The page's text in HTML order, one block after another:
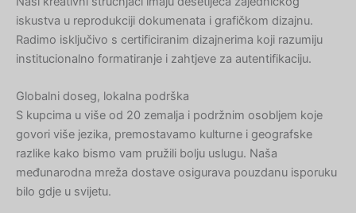
iskustva u reprodukciji dokumenata i grafičkom dizajnu.
Radimo isključivo s certificiranim dizajnerima koji razumiju
institucionalno formatiranje i zahtjeve za autentifikaciju.
Globalni doseg, lokalna podrška
S kupcima u više od 20 zemalja i podržnim osobljem koje
govori više jezika, premostavamo kulturne i geografske
razlike kako bismo vam pružili bolju uslugu. Naša
međunarodna mreža dostave osigurava pouzdanu isporuku
bilo gdje u svijetu.